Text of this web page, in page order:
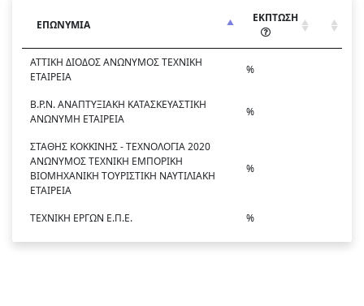
ΕΠΩΝΥΜΙΑ
ΕΚΠΤΩΣΗ
ΑΤΤΙΚΗ ΔΙΟΔΟΣ ΑΝΩΝΥΜΟΣ ΤΕΧΝΙΚΗ
ΕΤΑΙΡΕΙΑ
%
Β.Ρ.Ν. ΑΝΑΠΤΥΞΙΑΚΗ ΚΑΤΑΣΚΕΥΑΣΤΙΚΗ
ΑΝΩΝΥΜΗ ΕΤΑΙΡΕΙΑ
%
ΣΤΑΘΗΣ ΚΟΚΚΙΝΗΣ - ΤΕΧΝΟΛΟΓΙΑ 2020
ΑΝΩΝΥΜΟΣ ΤΕΧΝΙΚΗ ΕΜΠΟΡΙΚΗ
ΒΙΟΜΗΧΑΝΙΚΗ ΤΟΥΡΙΣΤΙΚΗ ΝΑΥΤΙΛΙΑΚΗ
ΕΤΑΙΡΕΙΑ
%
ΤΕΧΝΙΚΗ ΕΡΓΩΝ Ε.Π.Ε. %